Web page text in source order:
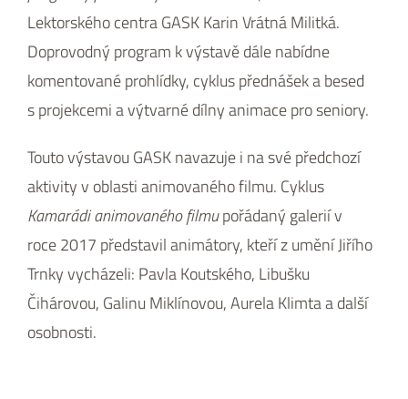
Lektorského centra GASK Karin Vrátná Militká.
Doprovodný program k výstavě dále nabídne
komentované prohlídky, cyklus přednášek a besed
s projekcemi a výtvarné dílny animace pro seniory.
Touto výstavou GASK navazuje i na své předchozí
aktivity v oblasti animovaného filmu. Cyklus
Kamarádi animovaného filmupořádaný galerií v
roce 2017 představil animátory, kteří z umění Jiřího
Trnky vycházeli: Pavla Koutského, Libušku
Čihárovou, Galinu Miklínovou, Aurela Klimta a další
osobnosti.